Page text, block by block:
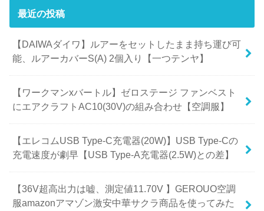
最近の投稿
【DAIWAダイワ】ルアーをセットしたまま持ち運び可
能、ルアーカバーS(A) 2個入り【一つテンヤ】
【ワークマンxバートル】ゼロステージ ファンベスト
にエアクラフトAC10(30V)の組み合わせ【空調服】
【エレコムUSB Type-C充電器(20W)】USB Type-Cの
充電速度が劇早【USB Type-A充電器(2.5W)との差】
【36V超高出力は嘘、測定値11.70V 】GEROUO空調
服amazonアマゾン激安中華サクラ商品を使ってみた